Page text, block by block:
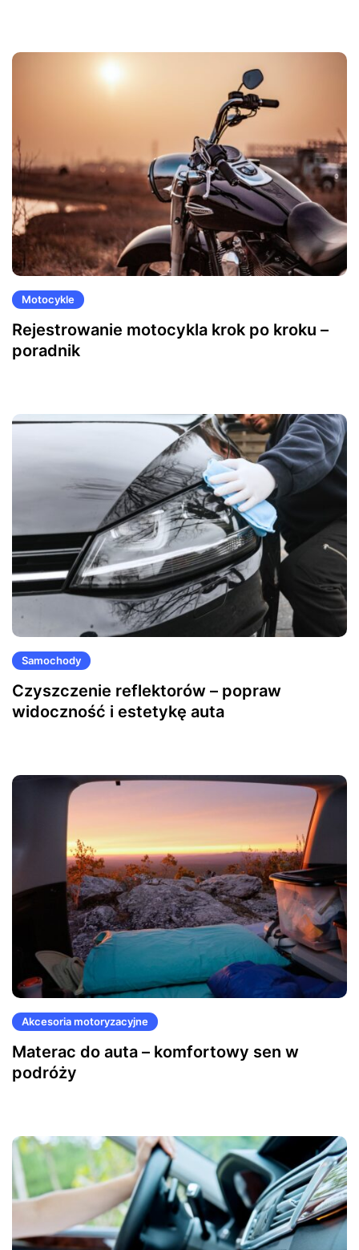
Motocykle
Rejestrowanie motocykla krok po kroku –
poradnik
Samochody
Czyszczenie reflektorów – popraw
widoczność i estetykę auta
Akcesoria motoryzacyjne
Materac do auta – komfortowy sen w
podróży